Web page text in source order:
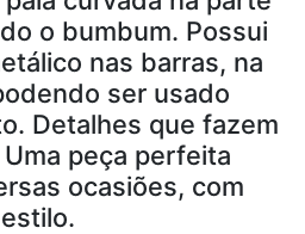
o bumbum. Possui
nas barras, na
ser usado
Detalhes que fazem
peça perfeita
ocasiões, com